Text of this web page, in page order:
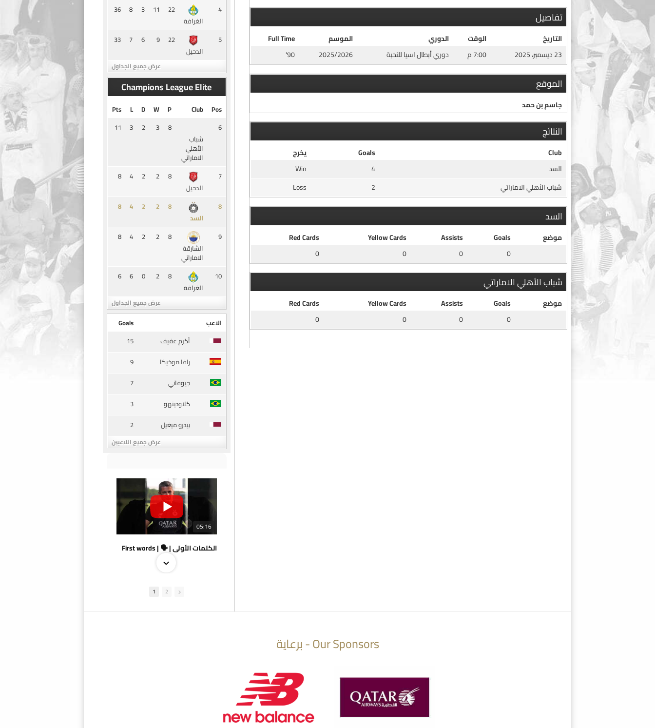
تفاصيل
التاريخ الوقت الدوري الموسم
Full Time
23 ديسمبر، 2025
7:00 م دوري أبطال اسيا للنخبة 2025/2026
90'
الموقع
جاسم بن حمد
النتائج
Club
Goals
يخرج
السد
4
Win
شباب الأهلي الاماراتي
2
Loss
السد
موضع Goals
Assists
Yellow Cards
Red Cards
0
0
0
0
شباب الأهلي الاماراتي
موضع Goals
Assists
Yellow Cards
Red Cards
0
0
0
0
4
الغرافة
22
11
3
8
36
5
الدحيل
22
9
6
7
33
عرض جميع الجداول
Champions League Elite
Pos
Club
P
W
D
L
Pts
6
شباب
الأهلي
الاماراتي
8
3
2
3
11
7
الدحيل
8
2
2
4
8
8
السد
8
2
2
4
8
9
الشارقة
الاماراتي
8
2
2
4
8
10
الغرافة
8
2
0
6
6
عرض جميع الجداول
الاعب
Goals
أكرم عفيف
15
رافا موخيكا
9
جيوفاني
7
كلاودينهو
3
بيدرو ميغيل
2
عرض جميع اللاعبين
05:16
الكلمات الأولى | 🗣 | First words
1 2
Our Sponsors - برعاية